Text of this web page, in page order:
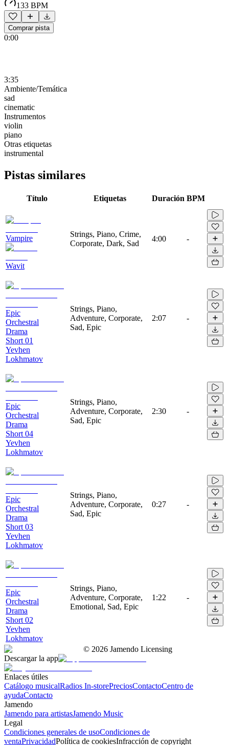
133 BPM
Comprar pista
0:00
3:35
Ambiente/Temática
sad
cinematic
Instrumentos
violin
piano
Otras etiquetas
instrumental
Pistas similares
Título Etiquetas Duración BPM
Vampire
Wavit
Strings, Piano, Crime,
Corporate, Dark, Sad
4:00 -
Epic
Orchestral
Drama
Short 01
Yevhen
Lokhmatov
Strings, Piano,
Adventure, Corporate,
Sad, Epic
2:07 -
Epic
Orchestral
Drama
Short 04
Yevhen
Lokhmatov
Strings, Piano,
Adventure, Corporate,
Sad, Epic
2:30 -
Epic
Orchestral
Drama
Short 03
Yevhen
Lokhmatov
Strings, Piano,
Adventure, Corporate,
Sad, Epic
0:27 -
Epic
Orchestral
Drama
Short 02
Yevhen
Lokhmatov
Strings, Piano,
Adventure, Corporate,
Emotional, Sad, Epic
1:22 -
© 2026 Jamendo Licensing
Descargar la app
Enlaces útiles
Catálogo musicalRadios In-storePreciosContactoCentro de
ayudaContacto
Jamendo
Jamendo para artistasJamendo Music
Legal
Condiciones generales de usoCondiciones de
ventaPrivacidadPolítica de cookiesInfracción de copyright